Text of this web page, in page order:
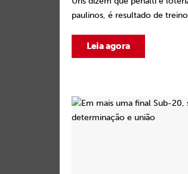
paulinos, é resultado de
Leia agora